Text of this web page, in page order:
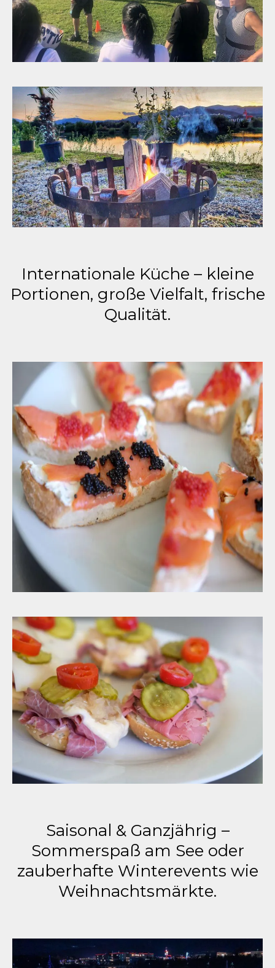
Internationale Küche – kleine
Portionen, große Vielfalt, frische
Qualität.
Saisonal & Ganzjährig –
Sommerspaß am See oder
zauberhafte Winterevents wie
Weihnachtsmärkte.